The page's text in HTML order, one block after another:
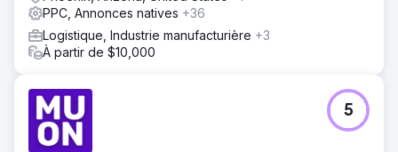
appliquant une optimisation on-page rigoureuse (schema,
géociblage) et mis en œuvre des techniques off-page
pour valider les signaux locaux et renforcer la confiance.
Afin d'optimiser l'impact immédiat, nous avons intégré des
génération de leads. Cet équilibre entre pertinence on-
page et renforcement de l'autorité off-page a été le
facteur clé qui leur a permis d'atteindre les premières
positions du Map Pack.
PPC, Annonces natives +36
Logistique, Industrie manufacturière +3
À partir de $10,000
5